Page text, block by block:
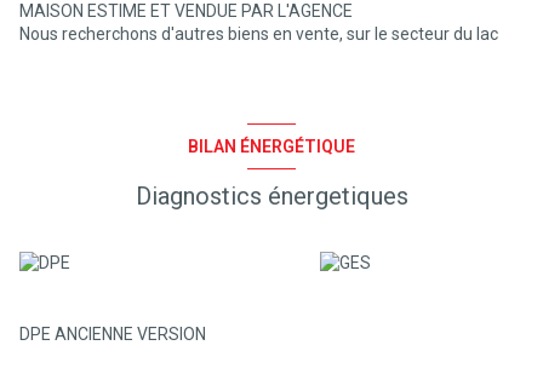
MAISON ESTIME ET VENDUE PAR L'AGENCE
Nous recherchons d'autres biens en vente, sur le secteur du lac
BILAN ÉNERGÉTIQUE
Diagnostics énergetiques
DPE ANCIENNE VERSION